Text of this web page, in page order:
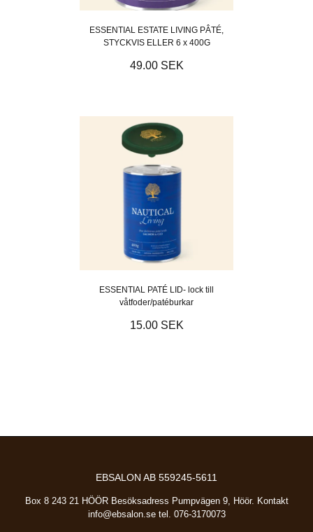
ESSENTIAL ESTATE LIVING PÂTÉ,
STYCKVIS ELLER 6 x 400G
49.00 SEK
ESSENTIAL PATÉ LID- lock till
våtfoder/patéburkar
15.00 SEK
EBSALON AB 559245-5611
Box 8 243 21 HÖÖR Besöksadress Pumpvägen 9, Höör. Kontakt
info@ebsalon.setel. 076-3170073